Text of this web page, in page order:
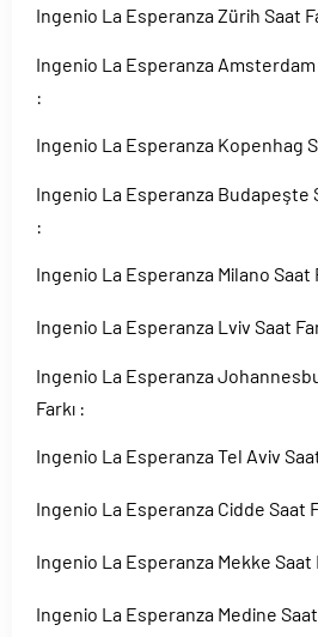
Ingenio La Esperanza Zürih Saat
Ingenio La Esperanza Amsterdam
:
Ingenio La Esperanza Kopenhag
Ingenio La Esperanza Budapeşte
:
Ingenio La Esperanza Milano Saat
Ingenio La Esperanza Lviv Saat
Ingenio La Esperanza
Farkı :
Ingenio La Esperanza Tel Aviv
Ingenio La Esperanza Cidde Saat
Ingenio La Esperanza Mekke Saat
Ingenio La Esperanza Medine Saat